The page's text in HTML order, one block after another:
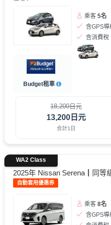
Budget租車
乘客5名
含GPS導
含消費稅
18,200日元
13,200日元
合計1日
2025年 Nissan Serena┃同等
自動套用優惠券
WA2 Class
乘客8名
含GPS導